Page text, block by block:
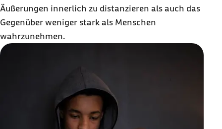
Äußerungen innerlich zu distanzieren als auch das
Gegenüber weniger stark als Menschen
wahrzunehmen.